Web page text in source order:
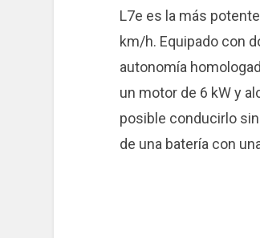
L7e es la más
km/h. Equipado con
autonomía
un motor de 6 kW y
posible conducirlo
de una batería con